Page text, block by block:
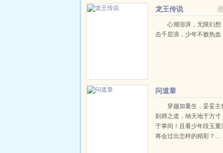
龙王传说
心潮澎湃，无限幻想
击千层浪，少年不败热血
问道章
穿越加重生，妥妥主
刻师之道，纳天地于方寸
于掌间！且看少年段玉重
将会过出怎样的精彩？...